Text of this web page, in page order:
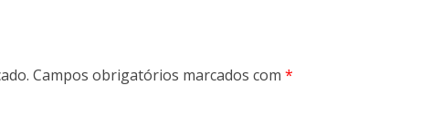
Campos obrigatórios marcados com *